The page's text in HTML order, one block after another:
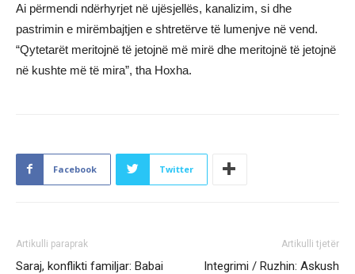
Ai përmendi ndërhyrjet në ujësjellës, kanalizim, si dhe
pastrimin e mirëmbajtjen e shtretërve të lumenjve në vend.
“Qytetarët meritojnë të jetojnë më mirë dhe meritojnë të jetojnë
në kushte më të mira”, tha Hoxha.
Facebook Twitter
Artikulli paraprak
Saraj, konflikti familjar: Babai
Artikulli tjetër
Integrimi / Ruzhin: Askush